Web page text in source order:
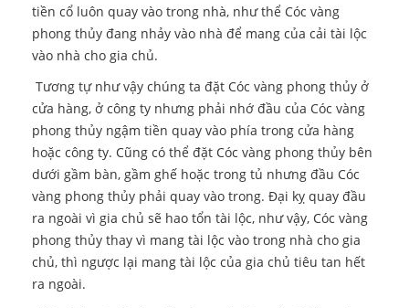
tiền cổ luôn quay vào trong nhà, như thể Cóc vàng
phong thủy đang nhảy vào nhà để mang của cải tài lộc
vào nhà cho gia chủ.
Tương tự như vậy chúng ta đặt Cóc vàng phong thủy ở
cửa hàng, ở công ty nhưng phải nhớ đầu của Cóc vàng
phong thủy ngậm tiền quay vào phía trong cửa hàng
hoặc công ty. Cũng có thể đặt Cóc vàng phong thủy bên
dưới gầm bàn, gầm ghế hoặc trong tủ nhưng đầu Cóc
vàng phong thủy phải quay vào trong. Đại kỵ quay đầu
ra ngoài vì gia chủ sẽ hao tổn tài lộc, như vậy, Cóc vàng
phong thủy thay vì mang tài lộc vào trong nhà cho gia
chủ, thì ngược lại mang tài lộc của gia chủ tiêu tan hết
ra ngoài.